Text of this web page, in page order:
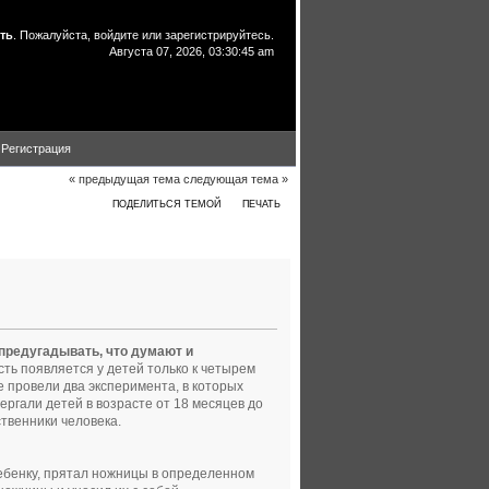
. Пожалуйста, войдите или зарегистрируйтесь
Августа 07, 2026, 03:30:45 am
Регистрация
« предыдущая тема следующая тема »
ПОДЕЛИТЬСЯ ТЕМОЙ ПЕЧАТЬ
что думают и
появляется у детей только к четырем
два эксперимента, в которых
детей в возрасте от 18 месяцев до
человека.
прятал ножницы в определенном